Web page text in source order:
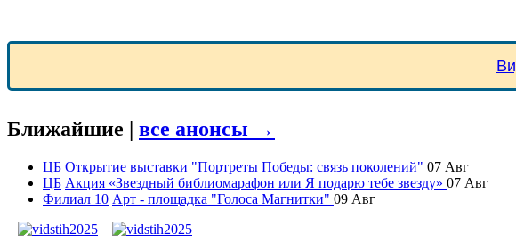
Ближайшие | все анонсы →
ЦБ Открытие выставки "Портреты Победы: связь поколений" 07 Авг
ЦБ Акция «Звездный библиомарафон или Я подарю тебе звезду» 07 Авг
Филиал 10 Арт - площадка "Голоса Магнитки" 09 Авг